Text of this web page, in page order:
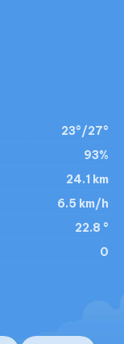
23°/27°
93%
24.1 km
6.5 km/h
22.8 °
0